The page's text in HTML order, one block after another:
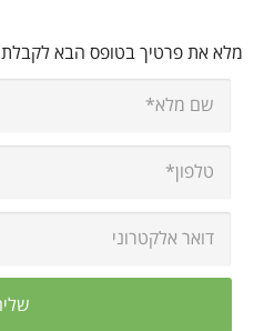
מלא את פרטיך בטופס הבא